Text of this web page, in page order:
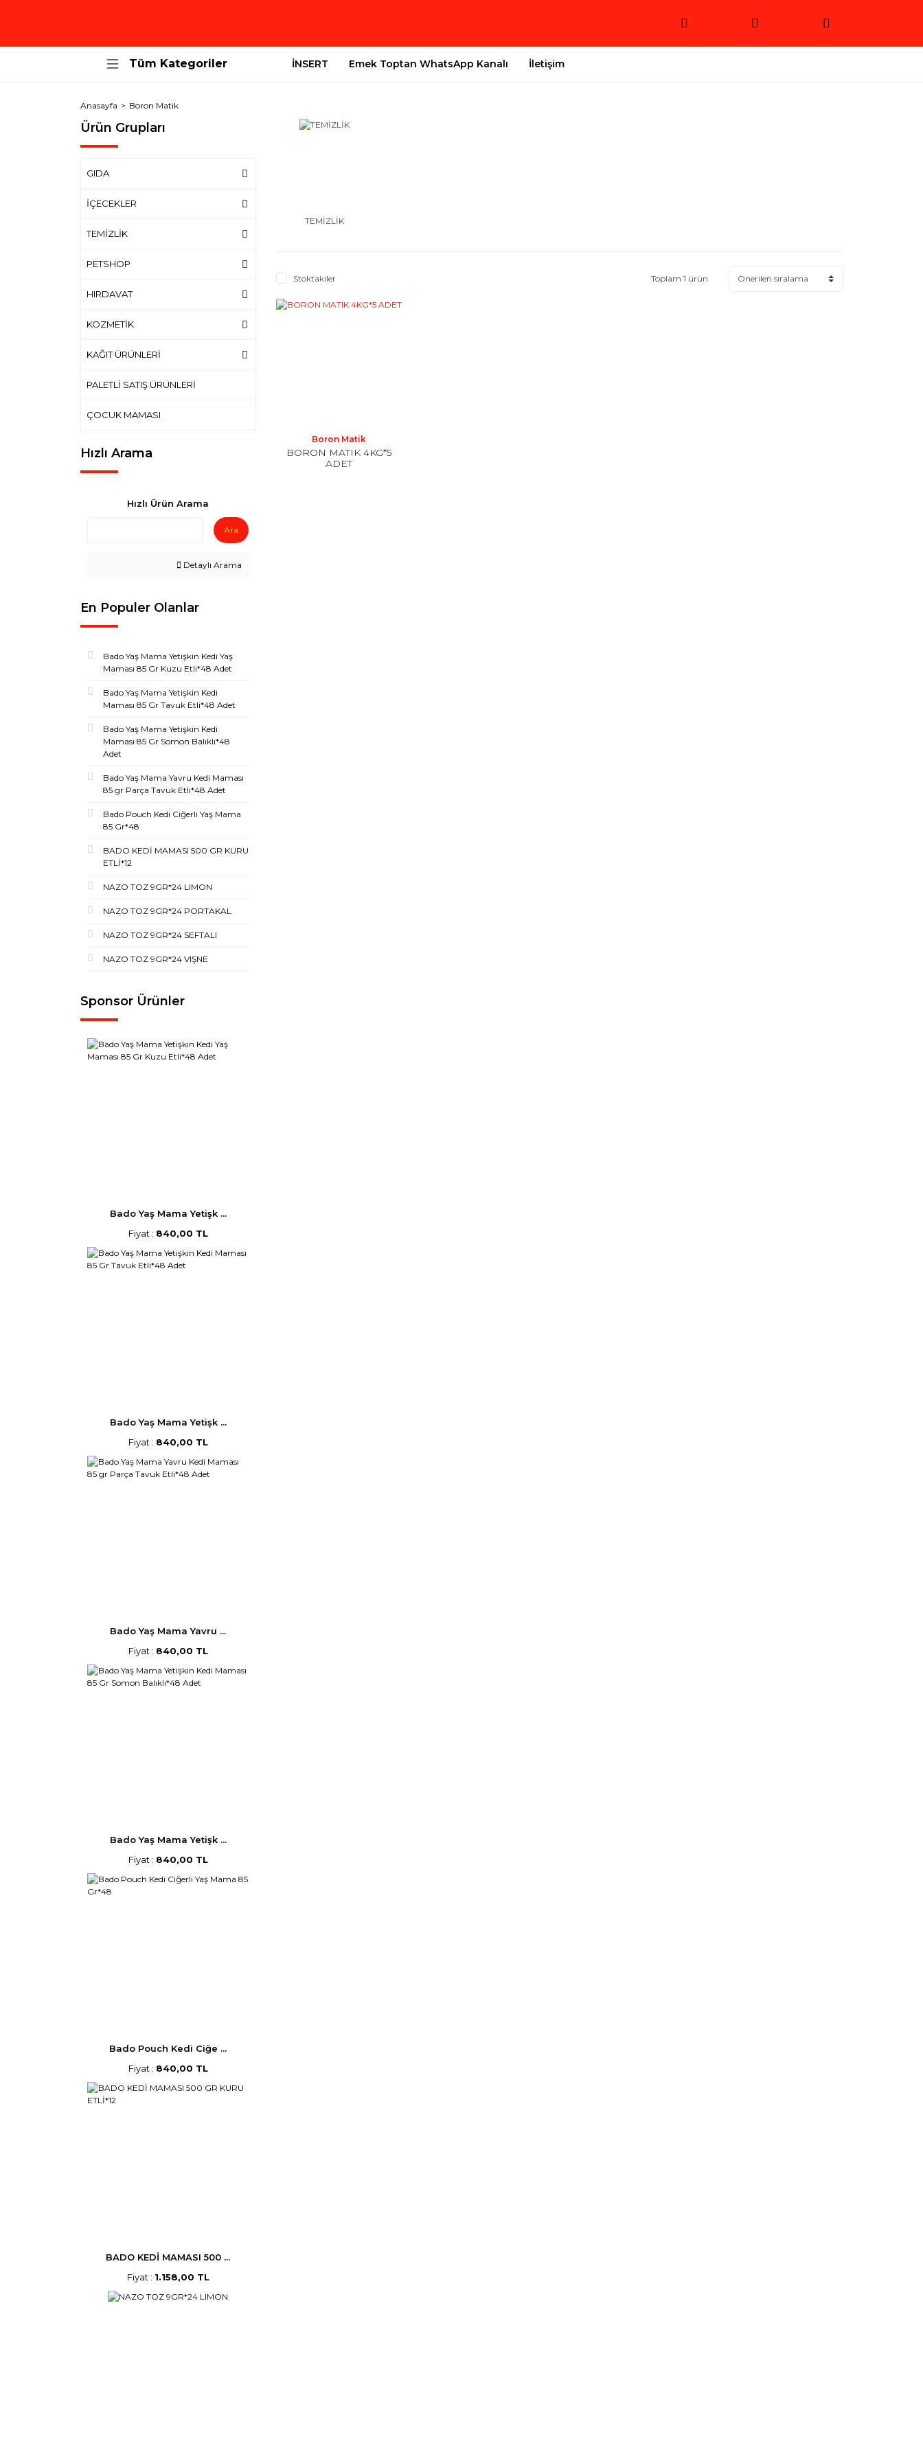
Tüm Kategoriler İNSERT Emek Toptan WhatsApp Kanalı İletişim
Anasayfa Boron Matik
Ürün Grupları
GIDA
İÇECEKLER
TEMİZLİK
PETSHOP
HIRDAVAT
KOZMETİK
KAĞIT ÜRÜNLERİ
PALETLİ SATIŞ ÜRÜNLERİ
ÇOCUK MAMASI
Hızlı Arama
Hızlı Ürün Arama
Ara
Detaylı Arama
En Populer Olanlar
Bado Yaş Mama Yetişkin Kedi Yaş
Maması 85 Gr Kuzu Etli*48 Adet
Bado Yaş Mama Yetişkin Kedi
Maması 85 Gr Tavuk Etli*48 Adet
Bado Yaş Mama Yetişkin Kedi
Maması 85 Gr Somon Balıklı*48
Adet
Bado Yaş Mama Yavru Kedi Maması
85 gr Parça Tavuk Etli*48 Adet
Bado Pouch Kedi Ciğerli Yaş Mama
85 Gr*48
BADO KEDİ MAMASI 500 GR KURU
ETLİ*12
NAZO TOZ 9GR*24 LIMON
NAZO TOZ 9GR*24 PORTAKAL
NAZO TOZ 9GR*24 SEFTALI
NAZO TOZ 9GR*24 VIŞNE
Sponsor Ürünler
Bado Yaş Mama Yetişk ...
Fiyat : 840,00 TL
Bado Yaş Mama Yetişk ...
Fiyat : 840,00 TL
Bado Yaş Mama Yavru ...
Fiyat : 840,00 TL
Bado Yaş Mama Yetişk ...
Fiyat : 840,00 TL
Bado Pouch Kedi Ciğe ...
Fiyat : 840,00 TL
BADO KEDİ MAMASI 500 ...
Fiyat : 1.158,00 TL
TEMİZLİK
Stoktakiler Toplam 1 ürün
Boron Matik
BORON MATIK 4KG*5
ADET